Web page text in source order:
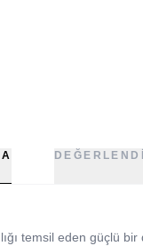
temsil eden güçlü